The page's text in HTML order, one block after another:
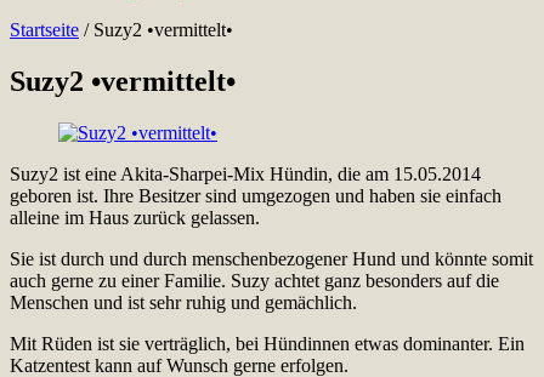
Startseite / Suzy2 •vermittelt•
Suzy2 •vermittelt•
Suzy2 ist eine Akita-Sharpei-Mix Hündin, die am 15.05.2014
geboren ist. Ihre Besitzer sind umgezogen und haben sie einfach
alleine im Haus zurück gelassen.
Sie ist durch und durch menschenbezogener Hund und könnte somit
auch gerne zu einer Familie. Suzy achtet ganz besonders auf die
Menschen und ist sehr ruhig und gemächlich.
Mit Rüden ist sie verträglich, bei Hündinnen etwas dominanter. Ein
Katzentest kann auf Wunsch gerne erfolgen.